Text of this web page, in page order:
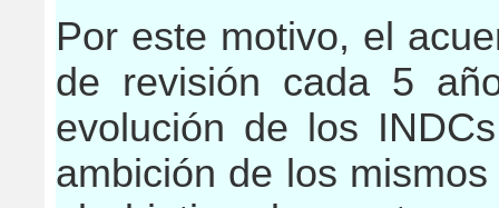
Por este motivo, el
de revisión cada 5
evolución de los
ambición de los